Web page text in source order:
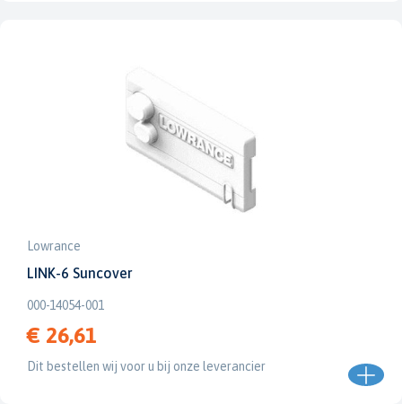
Lowrance
LINK-6 Suncover
000-14054-001
€ 26,61
Dit bestellen wij voor u bij onze leverancier